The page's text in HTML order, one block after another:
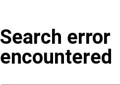
Search error
encountered